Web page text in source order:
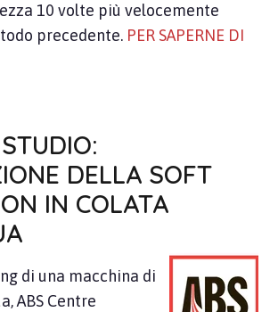
10 volte più velocemente
precedente. PER SAPERNE DI
DELLA SOFT
IN COLATA
di una macchina di
ABS Centre